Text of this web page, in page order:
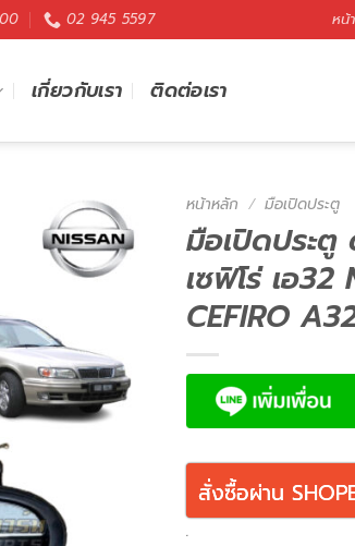
02 945 5597 หน้
เกี่ยวกับเรา ติดต่อเรา
หน้าหลัก / มือเปิดประตู
มือเปิดประ
เซฟิโร่ เอ32
CEFIRO
สั่งซื้อผ่าน
.